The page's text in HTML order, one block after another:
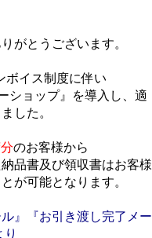
がとうございます。
ボイス制度に伴い
ショップ』を導入し、適
した。
のお客様から
品書及び領収書はお客様
が可能となります。
』『お引き渡し完了メー
り